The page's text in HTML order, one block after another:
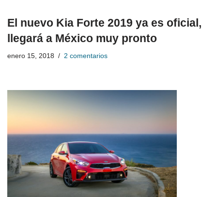
El nuevo Kia Forte 2019 ya es oficial,
llegará a México muy pronto
enero 15, 2018 2 comentarios